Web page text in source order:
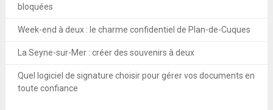
bloquées
Week-end à deux : le charme confidentiel de Plan-de-Cuques
La Seyne-sur-Mer : créer des souvenirs à deux
Quel logiciel de signature choisir pour gérer vos documents en
toute confiance